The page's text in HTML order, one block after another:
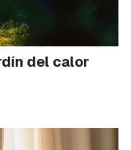
del calor